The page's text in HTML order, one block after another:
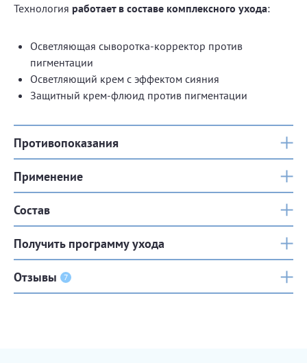
Технология работает в составе комплексного ухода:
Осветляющая сыворотка-корректор против
пигментации
Осветляющий крем с эффектом сияния
Защитный крем-флюид против пигментации
Противопоказания
Применение
Состав
Получить программу ухода
Отзывы 7